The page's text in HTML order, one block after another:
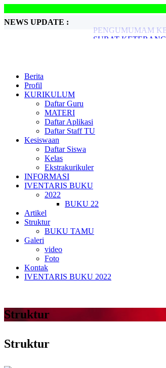
NEWS UPDATE :
SURAT
PENGADAAN
Berita
Profil
KURIKULUM
Daftar Guru
MATERI
Daftar Aplikasi
Daftar Staff TU
Kesiswaan
Daftar Siswa
Kelas
Ekstrakurikuler
INFORMASI
IVENTARIS BUKU
2022
BUKU 22
Artikel
Struktur
BUKU TAMU
Galeri
video
Foto
Kontak
IVENTARIS BUKU 2022
Struktur
Struktur